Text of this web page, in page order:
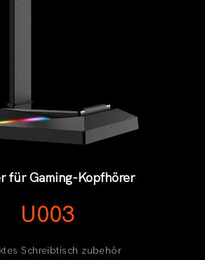
für Gaming-Kopfhörer
U003
Schreibtisch zubehör